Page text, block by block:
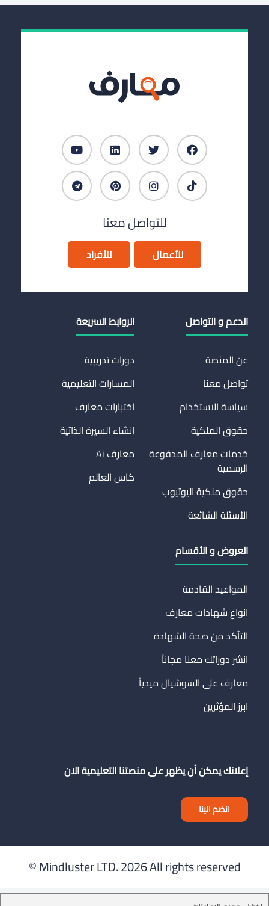
للتواصل معنا
للأعمال للأفراد
الدعم و التواصل
عن المنصة
تواصل معنا
سياسة الاستخدام
حقوق الملكية
خدمات معارف المدفوعة
الرسمية
حقوق ملكية اليوتيوب
الأسئلة الشائعة
الروابط السريعة
دورات تدريبية
المسارات التعليمية
اختبارات معارف
انشاء السيرة الذاتية
معارف Ai
كاس العالم
العروض و الأقسام
المواعيد القادمة
انواع شهادات معارف
التأكد من صحة الشهادة
انشر دوراتك معنا مجاناً
معارف على السوشيال ميدياً
ابرز المؤثرين
إعلانك يمكن أن يظهر على منصتنا التعليمية الان
انضم الينا
Mindluster LTD.2026 All rights reserved ©